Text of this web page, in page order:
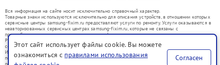
Вся информация на сайте носит исключительно справочный характер.
Товарные знаки используются исключительно для описания устройств, в отношении которых
сервисные центры samsung-fixim.ru предоставляют услуги по ремонту. Услуги оказываются в
неавторизованных сервисных центрах samsung-fixim.ru, которые не связаны с
правообладателями товарных знаков или их официальными представителями.
Ремонт осуществляется для устройств, уже введенных в гражданский оборот в соответствии
со статьей 1487 ГК РФ.
Использование товарных знаков не преследует цели индивидуализации услуг или введения
потребителей в заблуждение, а служит для информирования о предоставляемых услугах по
Этот сайт использует файлы cookie. Вы можете
ознакомиться с правилами использования
Согласен